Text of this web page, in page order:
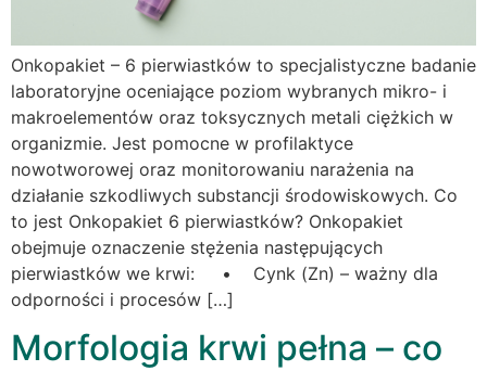
Onkopakiet – 6 pierwiastków to specjalistyczne badanie
laboratoryjne oceniające poziom wybranych mikro- i
makroelementów oraz toksycznych metali ciężkich w
organizmie. Jest pomocne w profilaktyce
nowotworowej oraz monitorowaniu narażenia na
działanie szkodliwych substancji środowiskowych. Co
to jest Onkopakiet 6 pierwiastków? Onkopakiet
obejmuje oznaczenie stężenia następujących
pierwiastków we krwi: • Cynk (Zn) – ważny dla
odporności i procesów […]
Morfologia krwi pełna – co